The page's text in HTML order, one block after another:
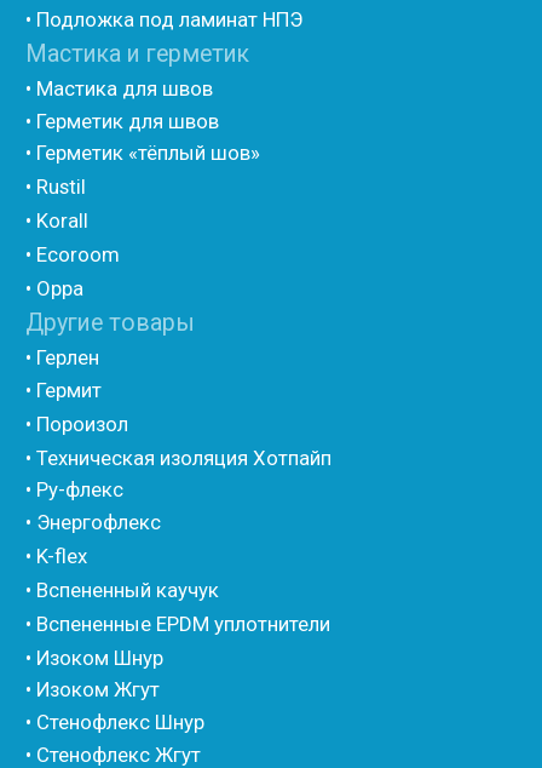
Порилекс
• Трубная изоляция из вспененного полиэтилена
Изотом
• Шнур базальтовый теплоизоляционный
• Компенсационный мат вспененного полиэтилена
• ПСУЛ
• Ultima
• Фиброволокно
• Уголки
• Евроблок ИзоТехпро
• Евроблок Isodom
• Евроблок Penoterm
• Евроблок Порилекс
• Евроблок Стенофон